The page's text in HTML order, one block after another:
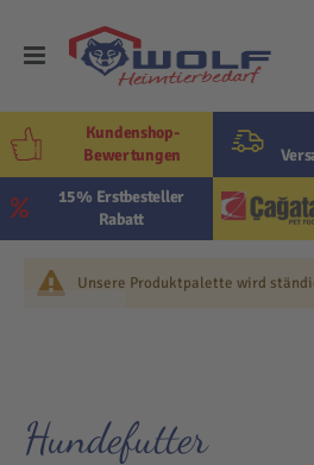
15% Erstbesteller
Rabatt
Kundenshop-
Bewertungen
Unsere Produktpalette wird
Hundefutter